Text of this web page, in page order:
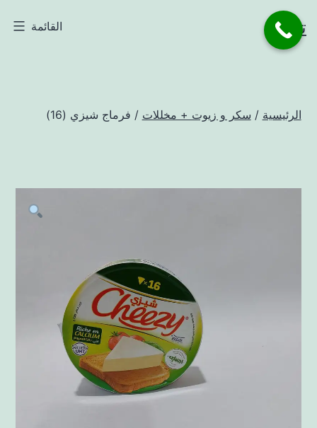
التخطي
إلىتاجر القائمة
الرئيسية / سكر و زيوت + مخللات / فرماج شيزي (16)